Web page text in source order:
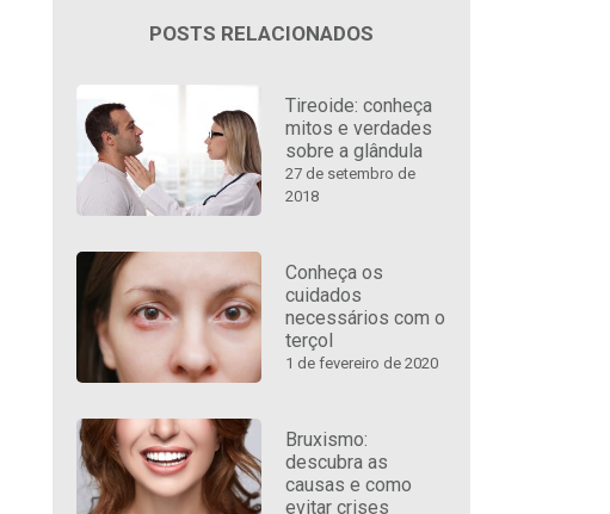
POSTS RELACIONADOS
Tireoide: conheça
mitos e verdades
sobre a glândula
27 de setembro de
2018
Conheça os
cuidados
necessários com o
terçol
1 de fevereiro de 2020
Bruxismo:
descubra as
causas e como
evitar crises